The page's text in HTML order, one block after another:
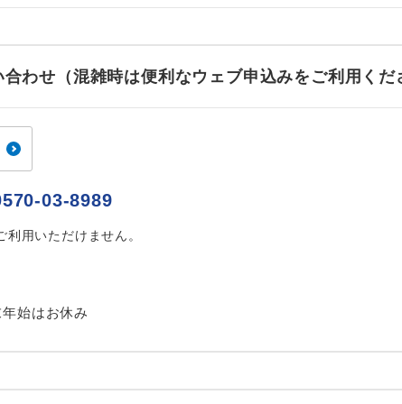
わせ（混雑時は便利なウェブ申込みをご利用くだ
03-8989
用いただけません。
始はお休み
定 ご紹介するホテルを指定したコースです。